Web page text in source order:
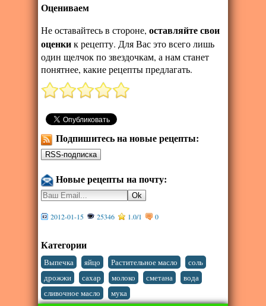
Оцениваем
Не оставайтесь в стороне, оставляйте свои
оценкик рецепту. Для Вас это всего лишь
один щелчок по звездочкам, а нам станет
понятнее, какие рецепты предлагать.
Подпишитесь на новые рецепты:
Новые рецепты на почту:
2012-01-15 25346 1.0/1 0
Категории
Выпечка яйцо Растительное масло соль
дрожжи сахар молоко сметана вода
сливочное масло мука